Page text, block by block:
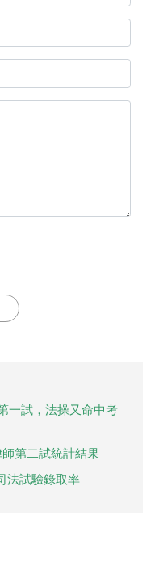
一試，法操又命中考
師第二試統計結果
法試驗錄取率